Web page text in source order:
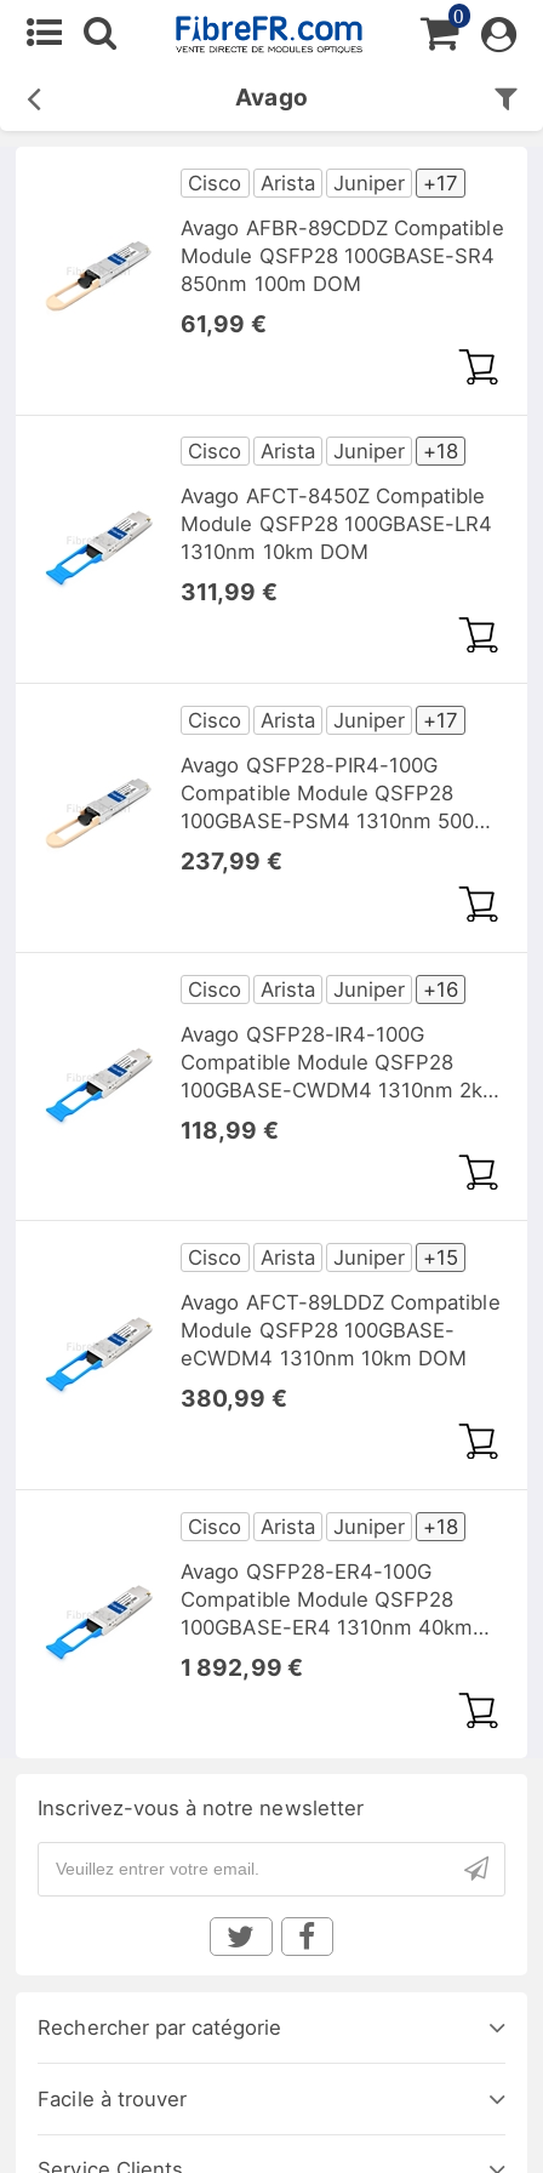
0
Avago
Cisco Arista Juniper
+17
Avago AFBR-89CDDZ Compatible
Module QSFP28 100GBASE-SR4
850nm 100m DOM
61,99 €
Cisco Arista Juniper
+18
Avago AFCT-8450Z Compatible
Module QSFP28 100GBASE-LR4
1310nm 10km DOM
311,99 €
Cisco Arista Juniper
+17
Avago QSFP28-PIR4-100G
Compatible Module QSFP28
100GBASE-PSM4 1310nm 500m
DOM
237,99 €
Cisco Arista Juniper
+16
Avago QSFP28-IR4-100G
Compatible Module QSFP28
100GBASE-CWDM4 1310nm 2km
DOM
118,99 €
Cisco Arista Juniper
+15
Avago AFCT-89LDDZ Compatible
Module QSFP28 100GBASE-
eCWDM4 1310nm 10km DOM
380,99 €
Cisco Arista Juniper
+18
Avago QSFP28-ER4-100G
Compatible Module QSFP28
100GBASE-ER4 1310nm 40km
DOM
1 892,99 €
Inscrivez-vous à notre newsletter
Rechercher par catégorie
Facile à trouver